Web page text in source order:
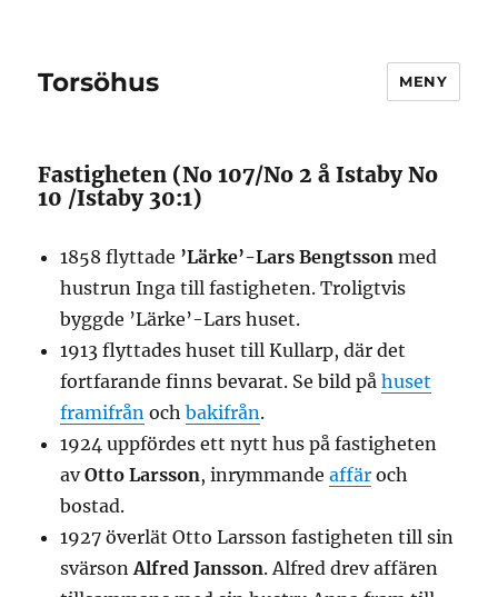
Torsöhus MENY
Fastigheten (No 107/No 2 å Istaby No
10 /Istaby 30:1)
1858 flyttade ’Lärke’-Lars Bengtsson med
hustrun Inga till fastigheten. Troligtvis
byggde ’Lärke’-Lars huset.
1913 flyttades huset till Kullarp, där det
fortfarande finns bevarat. Se bild påhuset
framifrån ochbakifrån.
1924 uppfördes ett nytt hus på fastigheten
avOtto Larsson, inrymmandeaffär och
bostad.
1927 överlät Otto Larsson fastigheten till sin
svärsonAlfred Jansson. Alfred drev affären